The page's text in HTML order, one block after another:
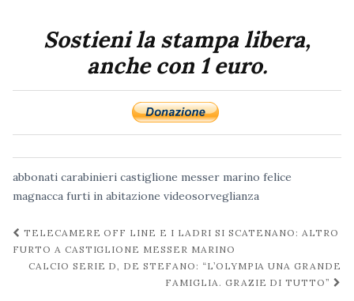
Sostieni la stampa libera,
anche con 1 euro.
abbonati carabinieri castiglione messer marino felice
magnacca furti in abitazione videosorveglianza
Navigazione
post
TELECAMERE OFF LINE E I LADRI SI SCATENANO: ALTRO
FURTO A CASTIGLIONE MESSER MARINO
CALCIO SERIE D, DE STEFANO: “L’OLYMPIA UNA GRANDE
FAMIGLIA. GRAZIE DI TUTTO”